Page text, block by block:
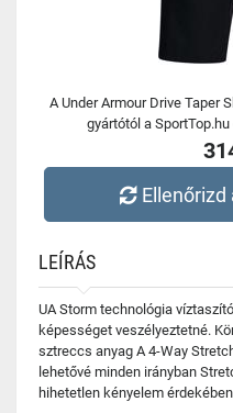
A Under Armour Drive Taper
gyártótól a
LEÍRÁS
UA Storm technológia
képességet veszélyeztetné.
sztreccs anyag A 4-Way
lehetővé minden irányban
hihetetlen kényelem